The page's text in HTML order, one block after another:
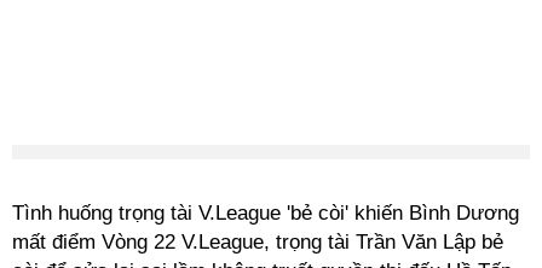
Tình huống trọng tài V.League 'bẻ còi' khiến Bình Dương
mất điểm Vòng 22 V.League, trọng tài Trần Văn Lập bẻ